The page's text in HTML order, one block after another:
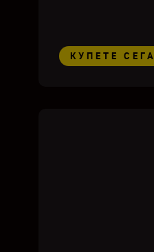
КУПЕТЕ СЕГА